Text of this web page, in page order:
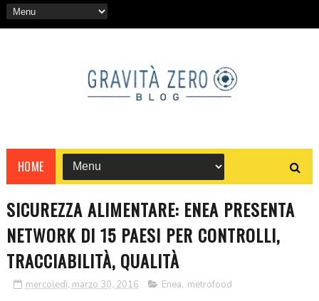
HOME
SICUREZZA ALIMENTARE: ENEA PRESENTA
NETWORK DI 15 PAESI PER CONTROLLI,
TRACCIABILITÀ, QUALITÀ
mercoledì, marzo 30, 2016 Enea, metrofood